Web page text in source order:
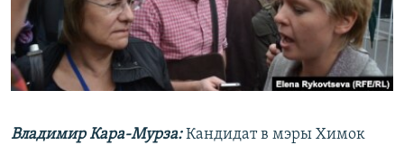
Все сайты РСЕ/РС
Владимир Кара-Мурза:Кандидат в мэры Химок